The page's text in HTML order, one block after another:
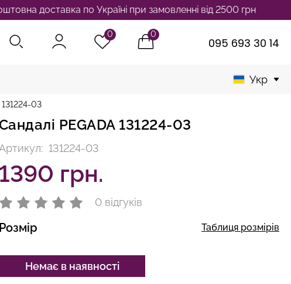
доставка по Україні при замовленні від 2500 грн
0 0
095 693 30 14
Укр
131224-03
PEGADA 131224-03
Артикул: 131224-03
1390 грн.
0 відгуків
Розмір Таблиця розмірів
Немає в наявності